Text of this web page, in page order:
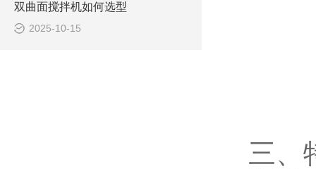
双曲面搅拌机如何选型
2025-10-15
三、